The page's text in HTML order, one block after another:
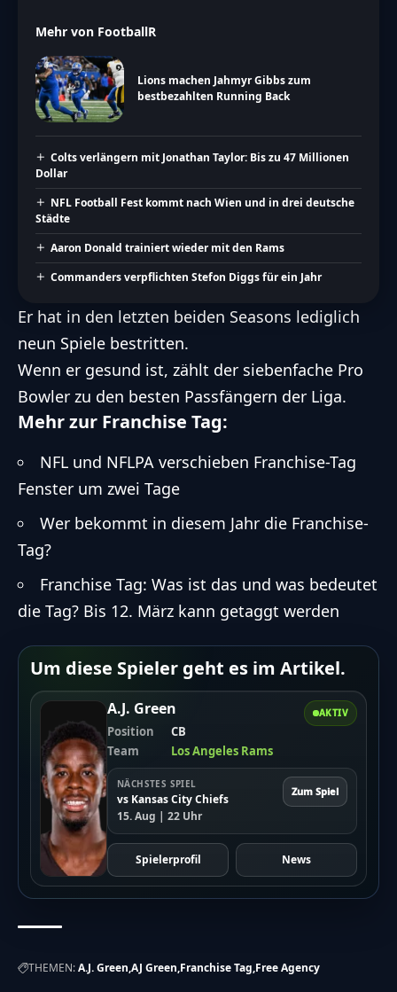
Mehr von FootballR
Lions machen Jahmyr Gibbs zum
bestbezahlten Running Back
Colts verlängern mit Jonathan Taylor: Bis zu 47 Millionen
Dollar
NFL Football Fest kommt nach Wien und in drei deutsche
Städte
Aaron Donald trainiert wieder mit den Rams
Commanders verpflichten Stefon Diggs für ein Jahr
Er hat in den letzten beiden Seasons lediglich
neun Spiele bestritten.
Wenn er gesund ist, zählt der siebenfache Pro
Bowler zu den besten Passfängern der Liga.
Mehr zur Franchise Tag:
NFL und NFLPA verschieben Franchise-Tag
Fenster um zwei Tage
Wer bekommt in diesem Jahr die Franchise-
Tag?
Franchise Tag: Was ist das und was bedeutet
die Tag? Bis 12. März kann getaggt werden
Um diese Spieler geht es im Artikel.
AKTIV
A.J. Green
Position
CB
Team
Los Angeles Rams
NÄCHSTES SPIEL
vs Kansas City Chiefs
15. Aug | 22 Uhr
Zum Spiel
Spielerprofil News
THEMEN:A.J. Green AJ Green Franchise Tag Free Agency